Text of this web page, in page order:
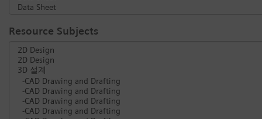
Resource Subjects